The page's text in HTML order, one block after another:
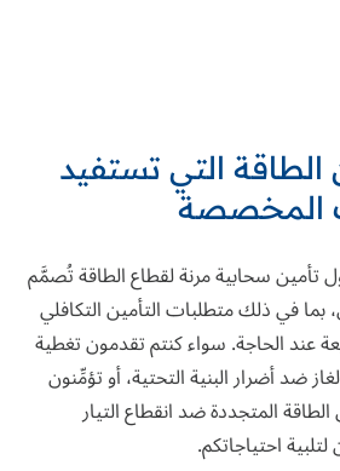
التي تستفيد
المخصصة
سحابية مرنة لقطاع الطاقة تُصمَّم
في ذلك متطلبات التأمين التكافلي
عند الحاجة. سواء كنتم تقدمون تغطية
ضد أضرار البنية التحتية، أو تؤمِّنون
المتجددة ضد انقطاع التيار
احتياجاتكم.